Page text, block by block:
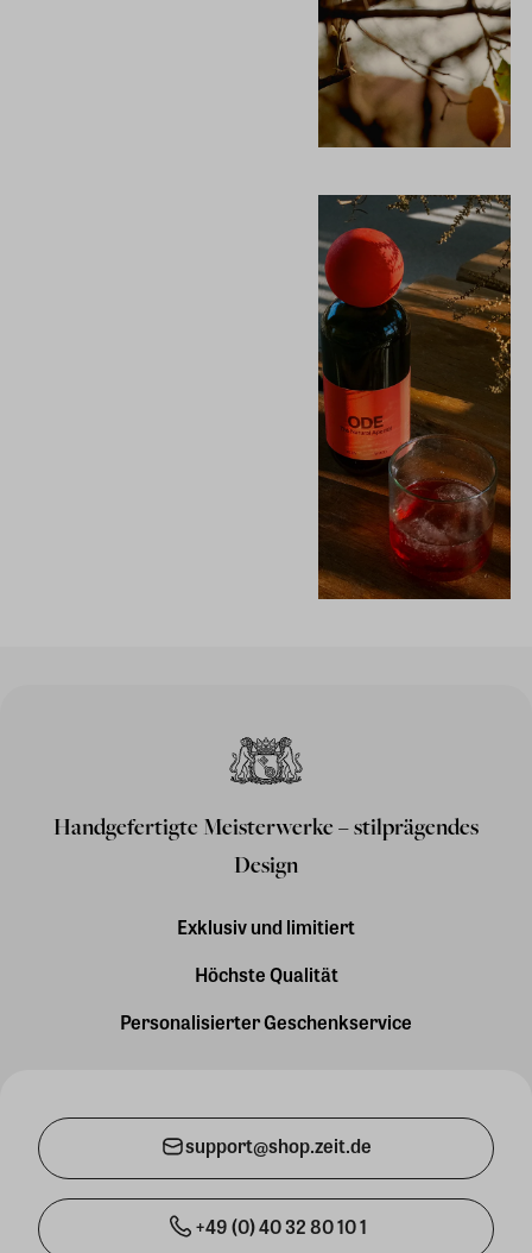
Handgefertigte Meisterwerke – stilprägendes
Design
Exklusiv und limitiert
Höchste Qualität
Personalisierter Geschenkservice
support@shop.zeit.de
+49 (0) 40 32 80 10 1